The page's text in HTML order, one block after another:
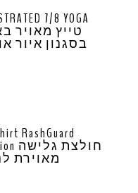
7/8 YOGA
בסגנון איור